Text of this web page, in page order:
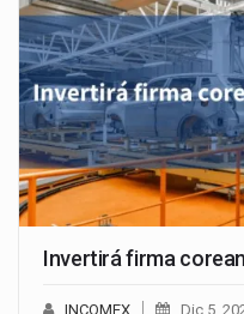
Invertirá firma
INCOMEX Dic 5,